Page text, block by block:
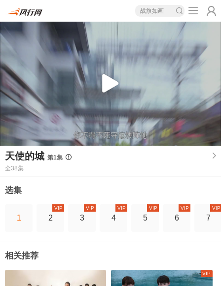
战旗如画
天使的城 第1集
全38集
选集
1 2
VIP
3
VIP
4
VIP
5
VIP
6
VIP
7
VIP
相关推荐